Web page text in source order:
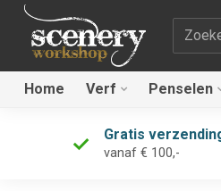
Home Verf Penselen
Gratis
vanaf € 100,-